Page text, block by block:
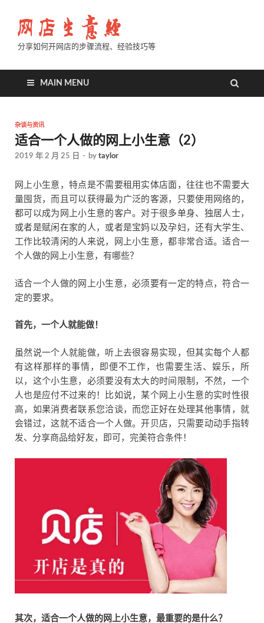
分享如何开网店的步骤流程、经验技巧等
MAIN MENU
杂谈与资讯
适合一个人做的网上小生意（2）
2019 年 2 月 25 日 - by taylor
网上小生意，特点是不需要租用实体店面，往往也不需要大
量囤货，而且可以获得最为广泛的客源，只要使用网络的，
都可以成为网上小生意的客户。对于很多单身、独居人士，
或者是赋闲在家的人，或者是宝妈以及孕妇，还有大学生、
工作比较清闲的人来说，网上小生意，都非常合适。适合一
个人做的网上小生意，有哪些？
适合一个人做的网上小生意，必须要有一定的特点，符合一
定的要求。
首先，一个人就能做！
虽然说一个人就能做，听上去很容易实现，但其实每个人都
有这样那样的事情，即便不工作，也需要生活、娱乐，所
以，这个小生意，必须要没有太大的时间限制，不然，一个
人也是应付不过来的！比如说，某个网上小生意的实时性很
高，如果消费者联系您洽谈，而您正好在处理其他事情，就
会错过，这就不适合一个人做。开贝店，只需要动动手指转
发、分享商品给好友，即可，完美符合条件！
其次，适合一个人做的网上小生意，最重要的是什么？